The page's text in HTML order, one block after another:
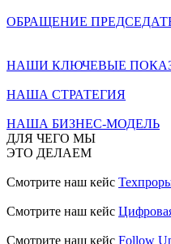
ОБРАЩЕНИЕ
НАШИ КЛЮЧЕВЫЕ
НАША СТРАТЕГИЯ
НАША БИЗНЕС-МОДЕЛЬ
ДЛЯ ЧЕГО МЫ
ЭТО ДЕЛАЕМ
Смотрите наш кейс
Смотрите наш кейс
Смотрите наш кейс Follow